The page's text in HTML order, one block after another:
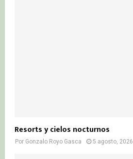
Resorts y cielos nocturnos
Por Gonzalo Royo Gasca 5 agosto, 2026